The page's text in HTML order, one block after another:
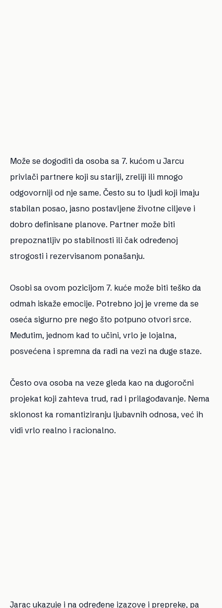
Može se dogoditi da osoba sa 7. kućom u Jarcu
privlači partnere koji su stariji, zreliji ili mnogo
odgovorniji od nje same. Često su to ljudi koji imaju
stabilan posao, jasno postavljene životne ciljeve i
dobro definisane planove. Partner može biti
prepoznatljiv po stabilnosti ili čak određenoj
strogosti i rezervisanom ponašanju.
Osobi sa ovom pozicijom 7. kuće može biti teško da
odmah iskaže emocije. Potrebno joj je vreme da se
oseća sigurno pre nego što potpuno otvori srce.
Međutim, jednom kad to učini, vrlo je lojalna,
posvećena i spremna da radi na vezi na duge staze.
Često ova osoba na veze gleda kao na dugoročni
projekat koji zahteva trud, rad i prilagođavanje. Nema
sklonost ka romantiziranju ljubavnih odnosa, već ih
vidi vrlo realno i racionalno.
Jarac ukazuje i na određene izazove i prepreke, pa